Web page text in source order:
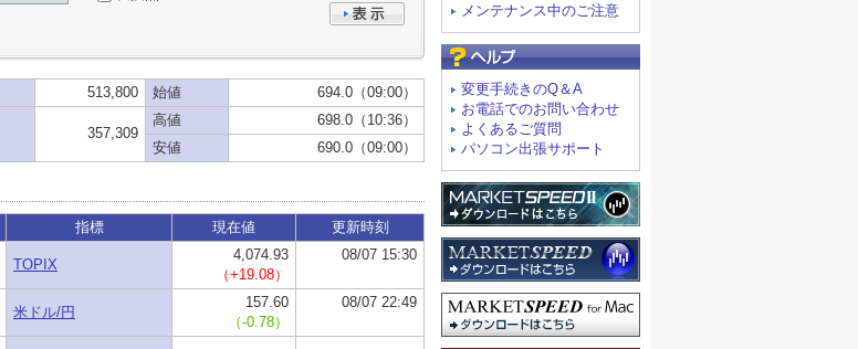
メンテナンス中のご注意
変更手続きのQ＆A
お電話でのお問い合わせ
よくあるご質問
パソコン出張サポート